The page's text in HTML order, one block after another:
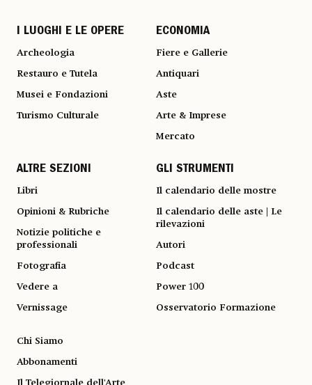
I LUOGHI E LE OPERE
Archeologia
Restauro e Tutela
Musei e Fondazioni
Turismo Culturale
ECONOMIA
Fiere e Gallerie
Antiquari
Aste
Arte & Imprese
Mercato
ALTRE SEZIONI
Libri
Opinioni & Rubriche
Notizie politiche e
professionali
Fotografia
Vedere a
Vernissage
GLI STRUMENTI
Il calendario delle mostre
Il calendario delle aste | Le
rilevazioni
Autori
Podcast
Power 100
Osservatorio Formazione
Chi Siamo
Abbonamenti
Il Telegiornale dell'Arte